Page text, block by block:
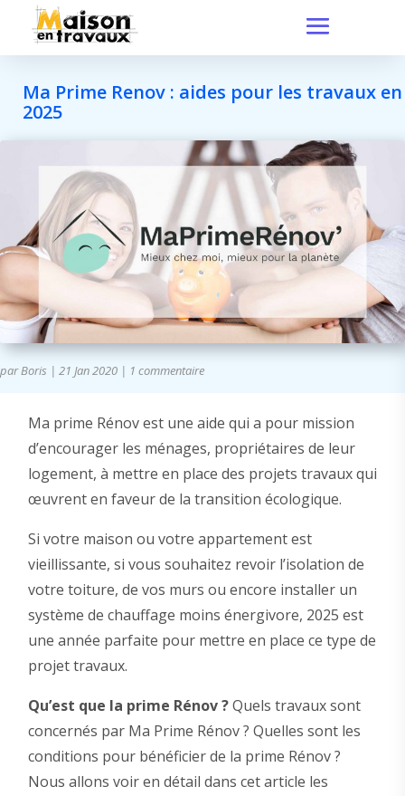
Ma Prime Renov : aides pour les travaux en
2025
parBoris | 21 Jan 2020 | 1 commentaire
Ma prime Rénov est une aide qui a pour mission
d’encourager les ménages, propriétaires de leur
logement, à mettre en place des projets travaux qui
œuvrent en faveur de la transition écologique.
Si votre maison ou votre appartement est
vieillissante, si vous souhaitez revoir l’isolation de
votre toiture, de vos murs ou encore installer un
système de chauffage moins énergivore, 2025 est
une année parfaite pour mettre en place ce type de
projet travaux.
Qu’est que la prime Rénov ?Quels travaux sont
concernés par Ma Prime Rénov ? Quelles sont les
conditions pour bénéficier de la prime Rénov ?
Nous allons voir en détail dans cet article les